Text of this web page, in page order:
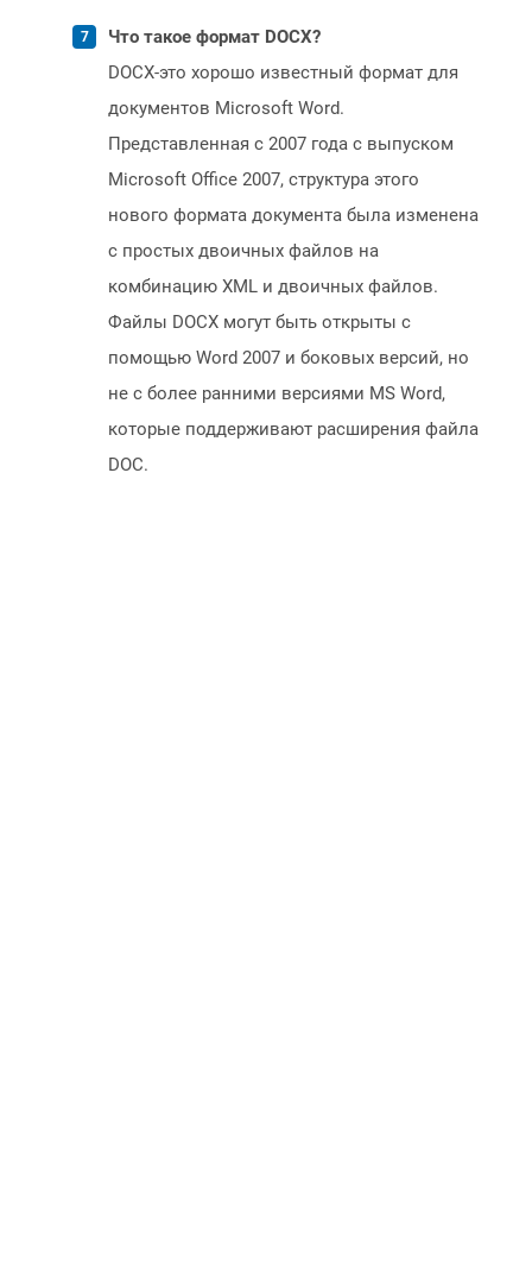
Что такое формат DOCX?
DOCX-это хорошо известный формат для
документов Microsoft Word.
Представленная с 2007 года с выпуском
Microsoft Office 2007, структура этого
нового формата документа была изменена
с простых двоичных файлов на
комбинацию XML и двоичных файлов.
Файлы DOCX могут быть открыты с
помощью Word 2007 и боковых версий, но
не с более ранними версиями MS Word,
которые поддерживают расширения файла
DOC.